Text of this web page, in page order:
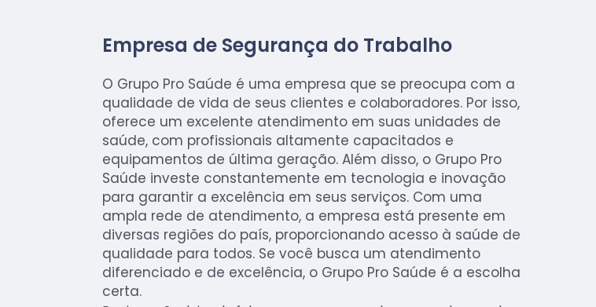
Empresa de Segurança do Trabalho
O Grupo Pro Saúde é uma empresa que se preocupa com a
qualidade de vida de seus clientes e colaboradores. Por isso,
oferece um excelente atendimento em suas unidades de
saúde, com profissionais altamente capacitados e
equipamentos de última geração. Além disso, o Grupo Pro
Saúde investe constantemente em tecnologia e inovação
para garantir a excelência em seus serviços. Com uma
ampla rede de atendimento, a empresa está presente em
diversas regiões do país, proporcionando acesso à saúde de
qualidade para todos. Se você busca um atendimento
diferenciado e de excelência, o Grupo Pro Saúde é a escolha
certa.